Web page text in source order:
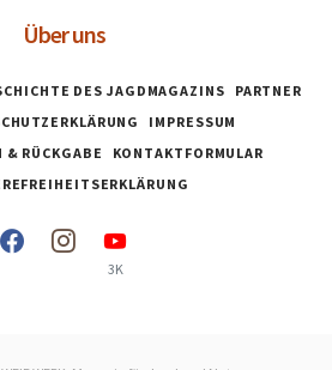
Über uns
DES JAGDMAGAZINS
PARTNER
IMPRESSUM
& RÜCKGABE
KONTAKTFORMULAR
3K